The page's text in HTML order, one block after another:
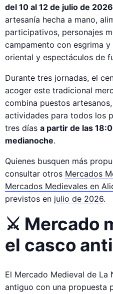
del 10 al 12 de julio de 2026
artesanía hecha a mano,
participativos, personajes
campamento con esgrima
oriental y espectáculos de
Durante tres jornadas, el
acoger este tradicional
combina puestos
actividades para todos los
tres días a partir de las
medianoche.
Quienes busquen más
consultar otros Mercados
Mercados Medievales en
previstos en julio de 2026.
⚔️ Mercado
el casco
El Mercado Medieval de La
antiguo con una propuesta